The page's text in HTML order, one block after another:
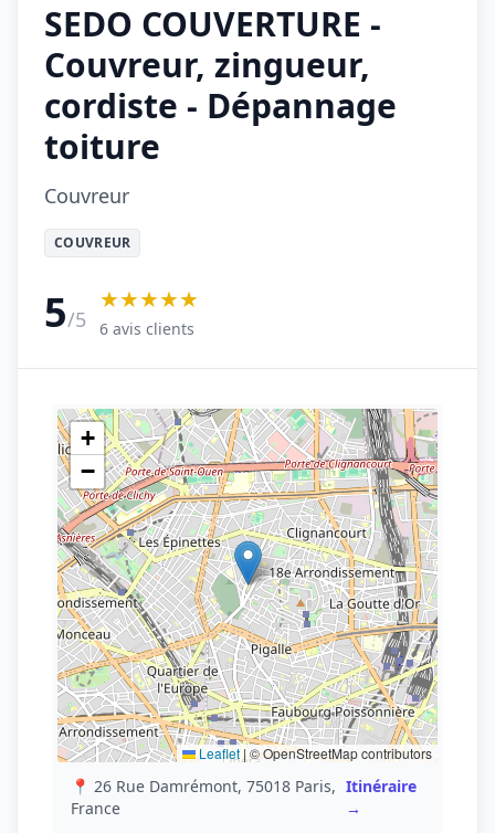
SEDO COUVERTURE -
Couvreur, zingueur,
cordiste - Dépannage
toiture
Couvreur
COUVREUR
5/5
★★★★★
6 avis clients
+
−
Leaflet |© OpenStreetMap contributors
📍 26 Rue Damrémont, 75018 Paris,
France
Itinéraire
→